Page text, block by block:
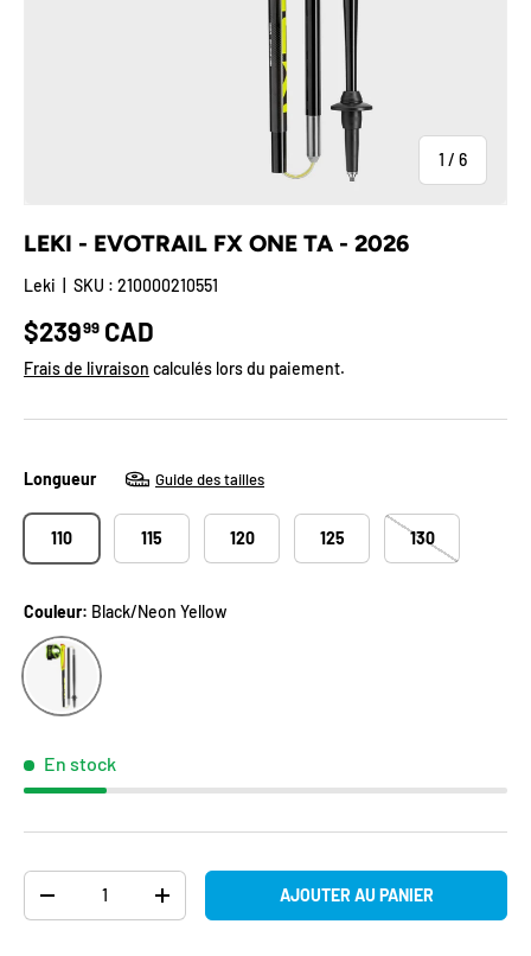
1 / de
6
LEKI - EVOTRAIL FX ONE TA - 2026
Leki SKU : 210000210551
Prix habituel
$23999 CAD
Frais de livraison calculés lors du paiement.
Longueur Guide des tailles
110 115 120 125 130
Couleur: Black/Neon Yellow
Black/Neon Yellow
En stock
DIMINUER LA QUANTITÉAUGMENTER LA QUANTITÉAJOUTER AU PANIER